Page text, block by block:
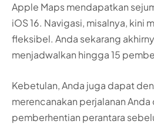
Apple Maps mendapatkan
iOS 16. Navigasi, misalnya, kini
fleksibel. Anda sekarang
menjadwalkan hingga 15
Kebetulan, Anda juga dapat
merencanakan perjalanan Anda
pemberhentian perantara